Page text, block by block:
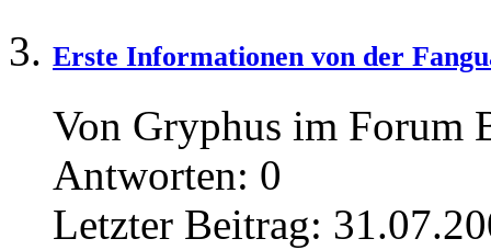
Erste Informationen von der
Von Gryphus im Forum
Antworten: 0
Letzter Beitrag: